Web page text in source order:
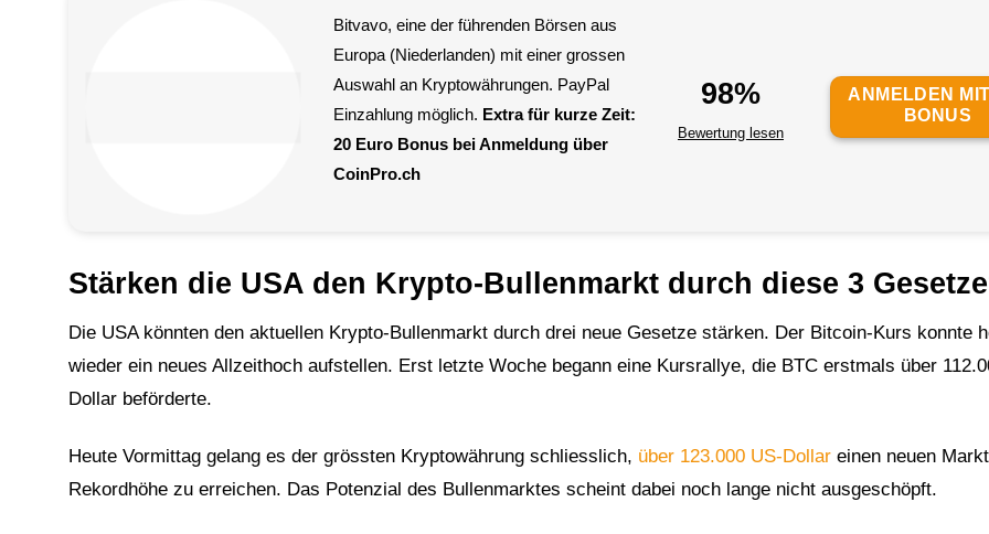
Bitvavo, eine der führenden Börsen aus
Europa (Niederlanden) mit einer grossen
Auswahl an Kryptowährungen. PayPal
Einzahlung möglich. Extra für kurze Zeit:
20 Euro Bonus bei Anmeldung über
CoinPro.ch
98%
Bewertung lesen
ANMELDEN
BONUS
Stärken die USA den Krypto-Bullenmarkt durch diese 3
Die USA könnten den aktuellen Krypto-Bullenmarkt durch drei neue Gesetze stärken. Der Bitcoin-Kurs konnte
wieder ein neues Allzeithoch aufstellen. Erst letzte Woche begann eine Kursrallye, die BTC erstmals über
Dollar beförderte.
Heute Vormittag gelang es der grössten Kryptowährung schliesslich, über 123.000 US-Dollar einen neuen
Rekordhöhe zu erreichen. Das Potenzial des Bullenmarktes scheint dabei noch lange nicht ausgeschöpft.